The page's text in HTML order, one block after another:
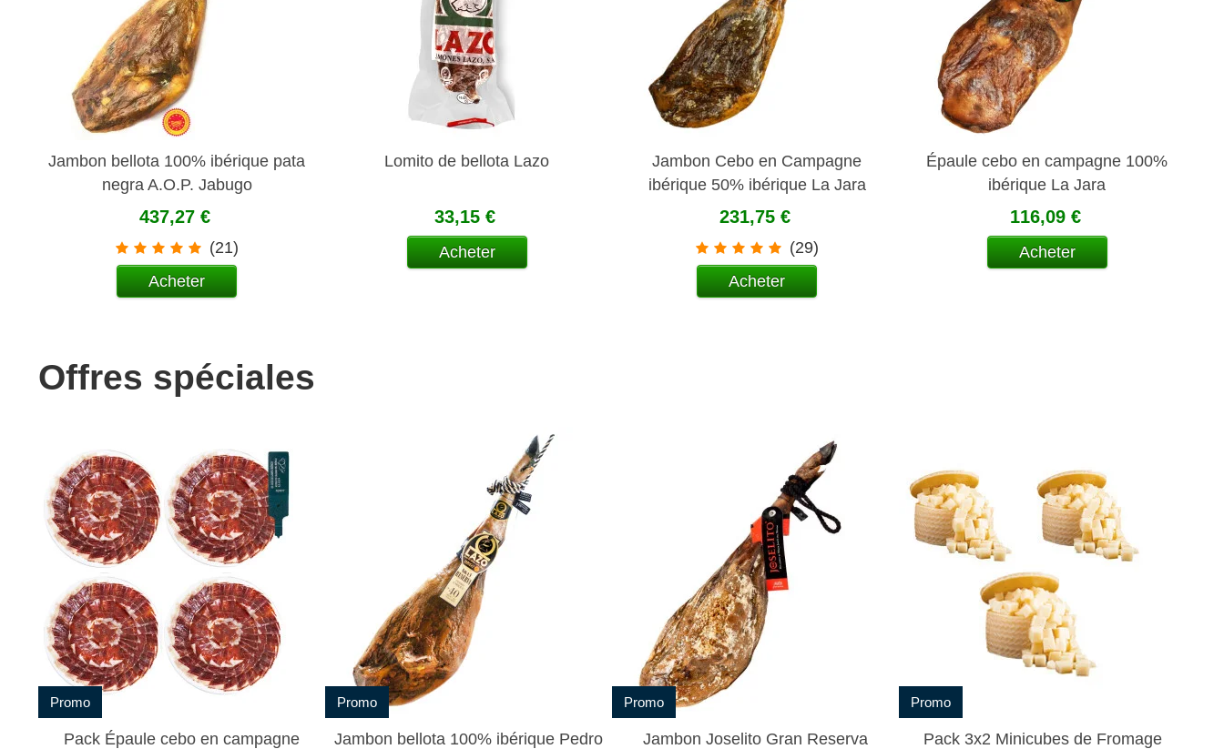
Jambon bellota 100% ibérique pata
negra A.O.P. Jabugo
437,27 €
(21)
Acheter
Lomito de bellota Lazo
33,15 €
Acheter
Jambon Cebo en Campagne
ibérique 50% ibérique La Jara
231,75 €
(29)
Acheter
Épaule cebo en campagne 100%
ibérique La Jara
116,09 €
Acheter
Offres spéciales
Promo
Pack Épaule cebo en campagne
Promo
Jambon bellota 100% ibérique Pedro
Promo
Jambon Joselito Gran Reserva
Promo
Pack 3x2 Minicubes de Fromage